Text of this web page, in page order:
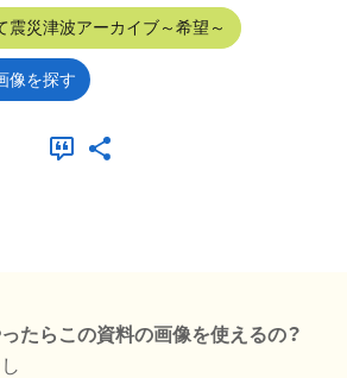
震災津波アーカイブ～希望～
像を探す
たらこの資料の画像を使えるの？